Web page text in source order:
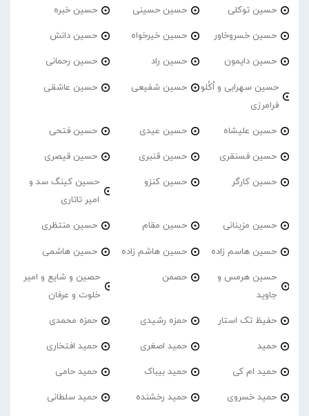
حسین توکلی حسین حسینی حسین خبره
حسین خسروخاور حسین خیرخواه حسین دانش
حسین دایمون حسین راد حسین رحمانی
حسین سهرابی و اُکُلو
فرامرزی
حسین شفیعی حسین عاشقی
حسین علیشاه حسین عیدی حسین فتحی
حسین فسنقری حسین قنبری حسین قیصری
حسین کارگر حسین کنزو
حسین کینگ سد و
امیر تاتاری
حسین مزینانی حسین مقام حسین منتظری
حسین هاسم زاده حسین هاشم زاده حسین هاشمی
حسین هرمس و
جاوید
حصمن
حصین و شایع و امیر
خلوت و عرفان
حفیظ تک استار حمزه رشیدی حمزه محمدی
حمید حمید اصغری حمید افتخاری
حمید ام کی حمید بیباک حمید حامی
حمید خسروی حمید رخشنده حمید سلطانی